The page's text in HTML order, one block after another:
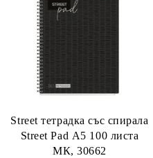
Street тетрадка със спирала
Street Pad А5 100 листа
МК, 30662